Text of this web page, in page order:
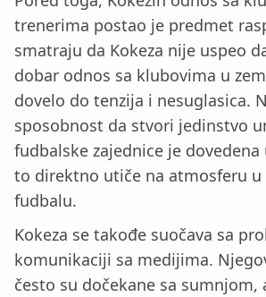
trenerima postao je predmet
smatraju da Kokeza nije uspeo
dobar odnos sa klubovima u
dovelo do tenzija i nesuglasica.
sposobnost da stvori jedinstvo
fudbalske zajednice je dovedena
to direktno utiče na atmosferu u
fudbalu.
Kokeza se takođe suočava sa
komunikaciji sa medijima.
često su dočekane sa sumnjom,